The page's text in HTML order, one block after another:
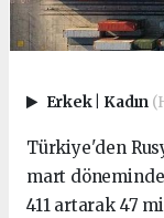
Erkek Kadın
Türkiye'den
mart döneminde
411 artarak 47